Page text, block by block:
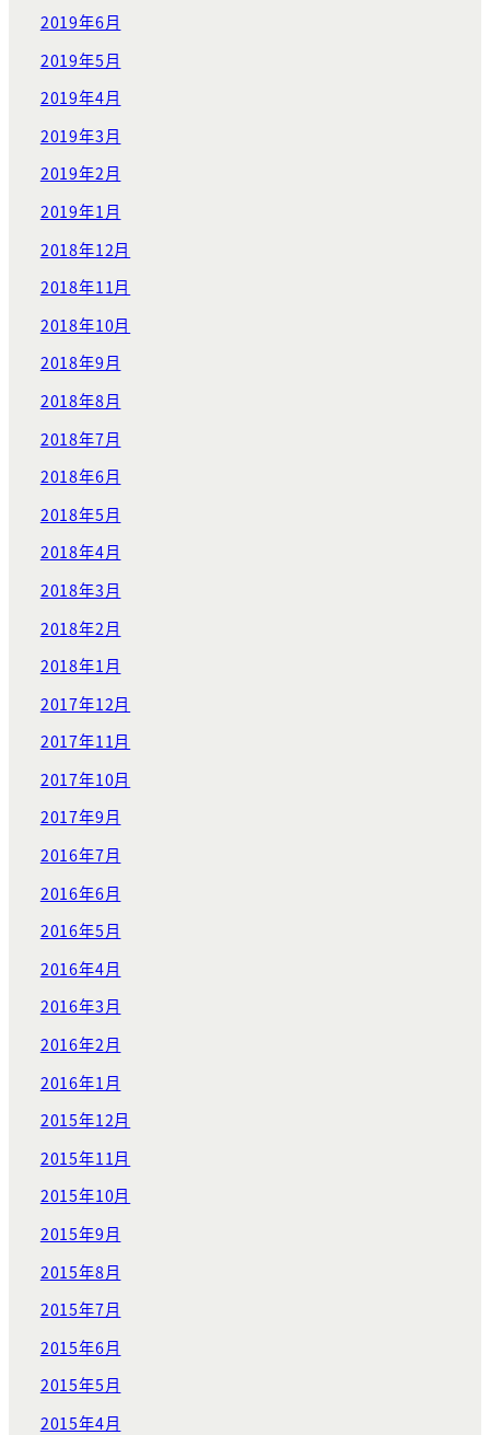
2019年6月
2019年5月
2019年4月
2019年3月
2019年2月
2019年1月
2018年12月
2018年11月
2018年10月
2018年9月
2018年8月
2018年7月
2018年6月
2018年5月
2018年4月
2018年3月
2018年2月
2018年1月
2017年12月
2017年11月
2017年10月
2017年9月
2016年7月
2016年6月
2016年5月
2016年4月
2016年3月
2016年2月
2016年1月
2015年12月
2015年11月
2015年10月
2015年9月
2015年8月
2015年7月
2015年6月
2015年5月
2015年4月